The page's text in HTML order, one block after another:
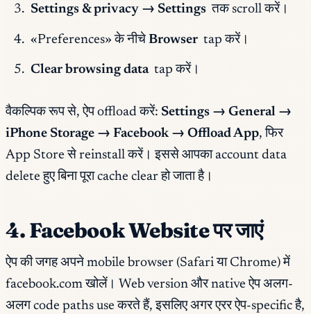
Settings & privacy → Settings तक scroll करें।
«Preferences» के नीचे Browser tap करें।
Clear browsing data tap करें।
वैकल्पिक रूप से, ऐप offload करें: Settings → General →
iPhone Storage → Facebook → Offload App, फिर
App Store से reinstall करें। इससे आपका account data
delete हुए बिना पूरा cache clear हो जाता है।
4. Facebook Website पर जाएं
ऐप की जगह अपने mobile browser (Safari या Chrome) में
facebook.com खोलें। Web version और native ऐप अलग-
अलग code paths use करते हैं, इसलिए अगर एरर ऐप-specific है,